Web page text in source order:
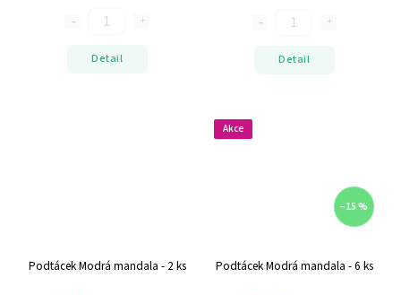
Detail Detail
Podtácek Modrá mandala - 2 ks
Akce
–15 %
Podtácek Modrá mandala - 6 ks